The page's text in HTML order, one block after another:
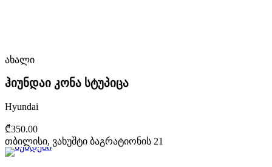
ახალი
ჰიუნდაი კონა სტუპიცა
Hyundai
₾350.00
თბილისი, ვახუშტი ბაგრატიონის 21